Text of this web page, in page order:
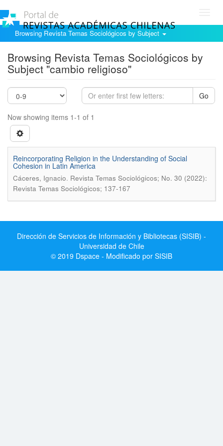
Browsing Revista Temas Sociológicos by Subject
Browsing Revista Temas Sociológicos by
Subject "cambio religioso"
Go
Now showing items 1-1 of 1
Reincorporating Religion in the Understanding of Social
Cohesion in Latin America
Cáceres, Ignacio. Revista Temas Sociológicos; No. 30 (2022):
Revista Temas Sociológicos; 137-167
Dirección de Servicios de Información y Bibliotecas (SISIB) -
Universidad de Chile
© 2019 Dspace - Modificado por SISIB